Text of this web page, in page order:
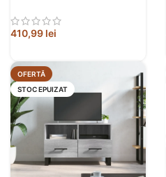
410,99 lei
OFERTĂ
STOC EPUIZAT